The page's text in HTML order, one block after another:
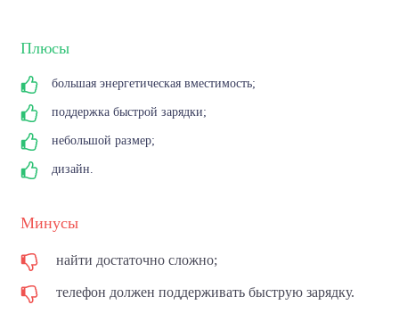
Плюсы
большая энергетическая вместимость;
поддержка быстрой зарядки;
небольшой размер;
дизайн.
Минусы
найти достаточно сложно;
телефон должен поддерживать быструю зарядку.